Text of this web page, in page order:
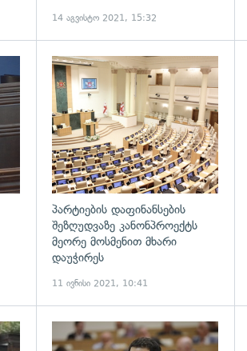
14 აგვისტო 2021, 15:32
გადახედვა
პარტიების დაფინანსების
შეზღუდვაზე კანონპროექტს
მეორე მოსმენით მხარი
დაუჭირეს
11 ივნისი 2021, 10:41
გადახედვა